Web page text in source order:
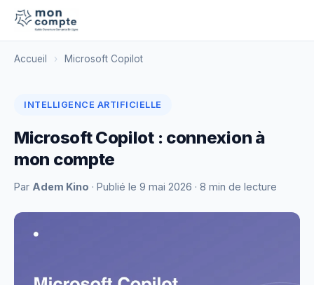
Accueil › Microsoft Copilot
INTELLIGENCE ARTIFICIELLE
Microsoft Copilot : connexion à
mon compte
Par Adem Kino · Publié le 9 mai 2026 · 8 min de lecture